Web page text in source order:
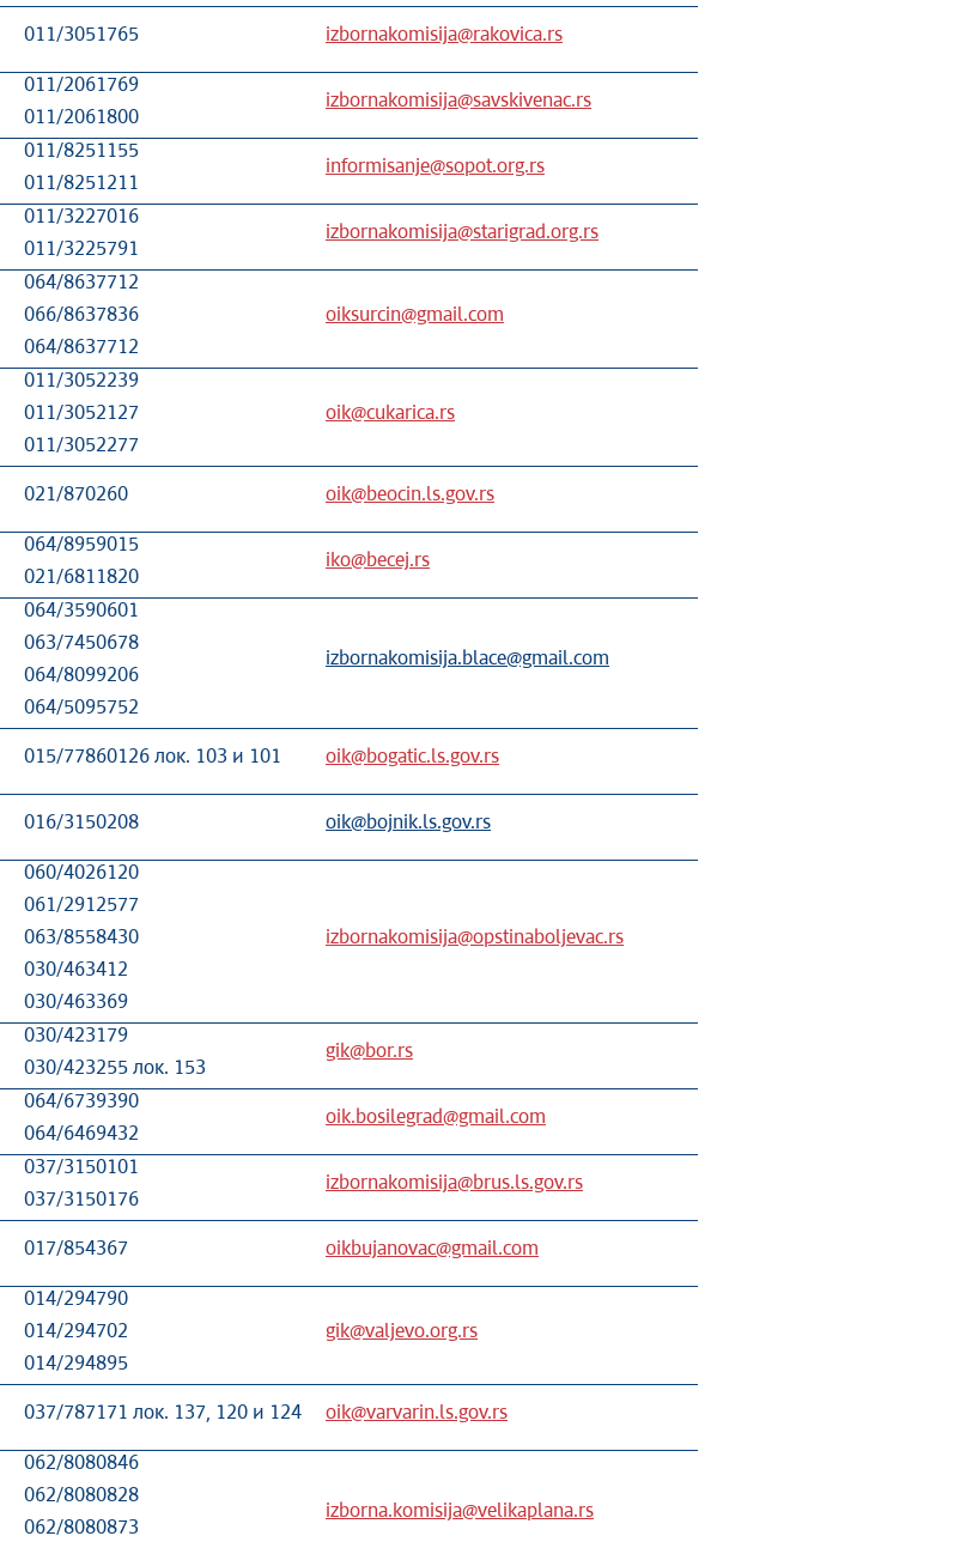
011/3051765 izbornakomisija@rakovica.rs
011/2061769
011/2061800
izbornakomisija@savskivenac.rs
011/8251155
011/8251211
informisanje@sopot.org.rs
011/3227016
011/3225791
izbornakomisija@starigrad.org.rs
064/8637712
066/8637836
064/8637712
oiksurcin@gmail.com
011/3052239
011/3052127
011/3052277
oik@cukarica.rs
021/870260 oik@beocin.ls.gov.rs
064/8959015
021/6811820
iko@becej.rs
064/3590601
063/7450678
064/8099206
064/5095752
izbornakomisija.blace@gmail.com
015/77860126 лок. 103 и 101 oik@bogatic.ls.gov.rs
016/3150208 oik@bojnik.ls.gov.rs
060/4026120
061/2912577
063/8558430
030/463412
030/463369
izbornakomisija@opstinaboljevac.rs
030/423179
030/423255 лок. 153
gik@bor.rs
064/6739390
064/6469432
oik.bosilegrad@gmail.com
037/3150101
037/3150176
izbornakomisija@brus.ls.gov.rs
017/854367 oikbujanovac@gmail.com
014/294790
014/294702
014/294895
gik@valjevo.org.rs
037/787171 лок. 137, 120 и 124 oik@varvarin.ls.gov.rs
062/8080846
062/8080828
062/8080873
izborna.komisija@velikaplana.rs